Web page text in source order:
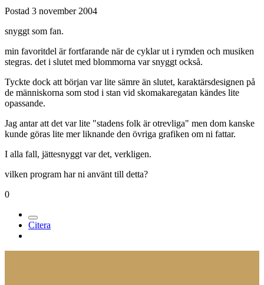
Postad 3 november 2004
snyggt som fan.
min favoritdel är fortfarande när de cyklar ut i rymden och musiken
stegras. det i slutet med blommorna var snyggt också.
Tyckte dock att början var lite sämre än slutet, karaktärsdesignen på
de människorna som stod i stan vid skomakaregatan kändes lite
opassande.
Jag antar att det var lite "stadens folk är otrevliga" men dom kanske
kunde göras lite mer liknande den övriga grafiken om ni fattar.
I alla fall, jättesnyggt var det, verkligen.
vilken program har ni använt till detta?
0
Citera